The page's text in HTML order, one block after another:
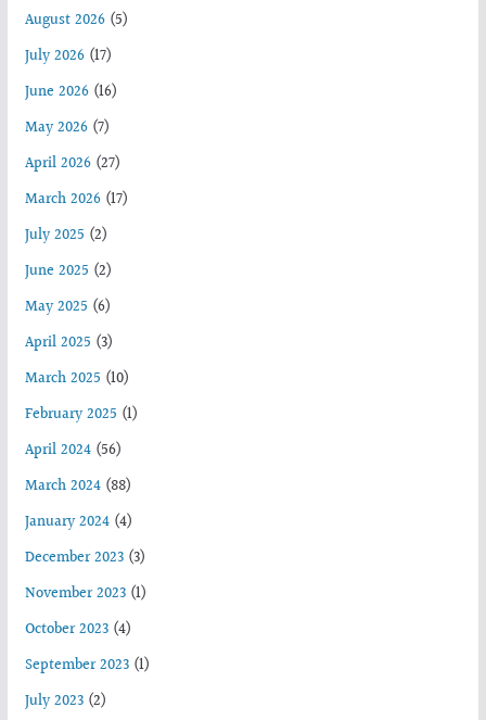
August 2026(5)
July 2026(17)
June 2026(16)
May 2026(7)
April 2026(27)
March 2026(17)
July 2025 (2)
June 2025 (2)
May 2025 (6)
April 2025 (3)
March 2025 (10)
February 2025 (1)
April 2024(56)
March 2024(88)
January 2024(4)
December 2023(3)
November 2023(1)
October 2023(4)
September 2023(1)
July 2023(2)